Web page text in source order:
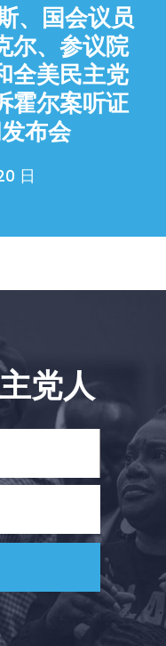
、国会议员
尔、参议院
全美民主党
霍尔案听证
布会
日
党人